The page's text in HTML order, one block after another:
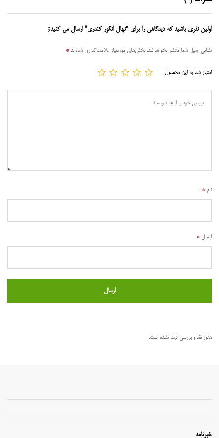
اولین نفری باشید که دیدگاهی را برای “نهال انگور کندری” ارسال می کنید;
نشانی ایمیل شما منتشر نخواهد شد. بخش‌های موردنیاز علامت‌گذاری شده‌اند *
امتیاز شما به این محصول
نام *
ایمیل *
هنوز نقد و بررسی ثبت نشده است.
خبرنامه